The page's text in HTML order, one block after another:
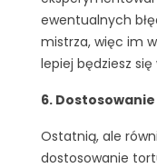
ewentualnych
mistrza, więc im
lepiej będziesz się
6.
Ostatnią, ale
dostosowanie